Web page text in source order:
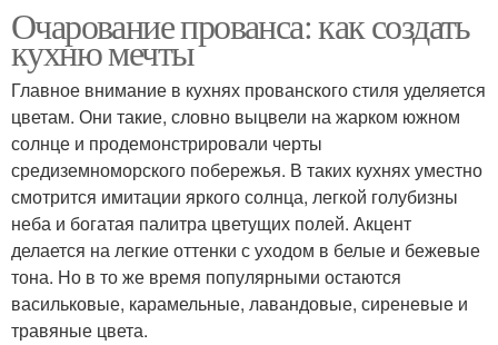
Очарование прованса: как создать
кухню мечты
Главное внимание в кухнях прованского стиля уделяется
цветам. Они такие, словно выцвели на жарком южном
солнце и продемонстрировали черты
средиземноморского побережья. В таких кухнях уместно
смотрится имитации яркого солнца, легкой голубизны
неба и богатая палитра цветущих полей. Акцент
делается на легкие оттенки с уходом в белые и бежевые
тона. Но в то же время популярными остаются
васильковые, карамельные, лавандовые, сиреневые и
травяные цвета.